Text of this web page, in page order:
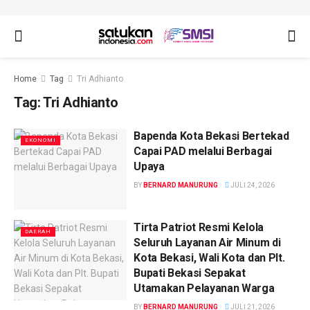
Home Tag Tri Adhianto
Tag:Tri Adhianto
EKONOMI
Bapenda Kota Bekasi Bertekad
Capai PAD melalui Berbagai
Upaya
BY BERNARD MANURUNG JULI 24, 2026
DAERAH
Tirta Patriot Resmi Kelola
Seluruh Layanan Air Minum di
Kota Bekasi, Wali Kota dan Plt.
Bupati Bekasi Sepakat
Utamakan Pelayanan Warga
BY BERNARD MANURUNG JULI 21, 2026